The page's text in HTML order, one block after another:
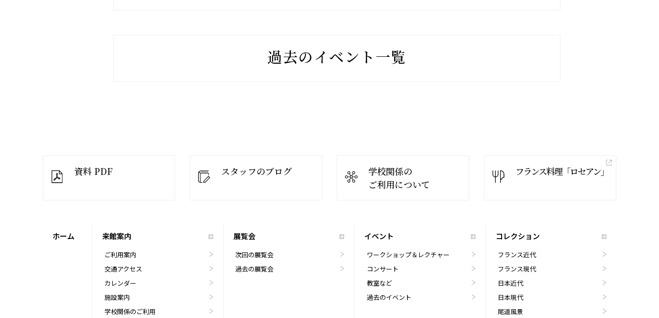
過去のイベント一覧
資料 PDF スタッフのブログ
学校関係の
ご利用について
フランス料理「ロセアン」
ホーム 来館案内
ご利用案内
交通アクセス
カレンダー
施設案内
学校関係のご利用
展覧会
次回の展覧会
過去の展覧会
イベント
ワークショップ＆レクチャー
コンサート
教室など
過去のイベント
コレクション
フランス近代
フランス現代
日本近代
日本現代
尾道風景